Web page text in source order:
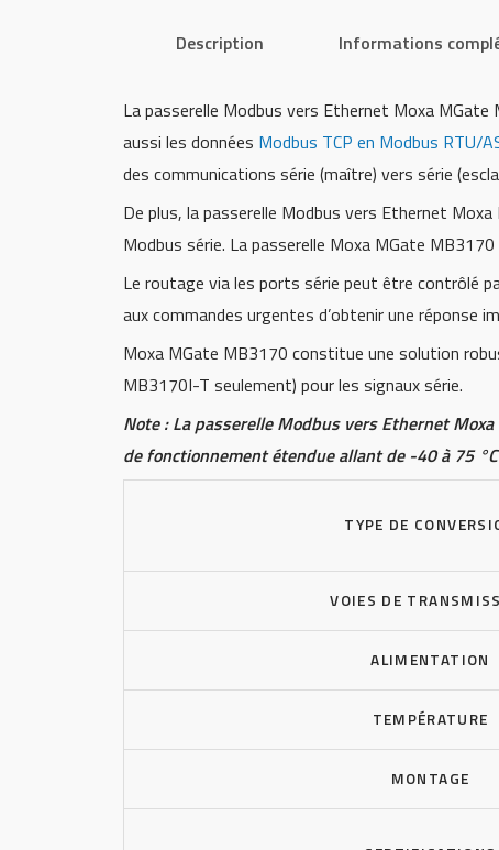
Description Informations
La passerelle Modbus vers Ethernet Moxa
aussi les données Modbus TCP en Modbus RTU/
des communications série (maître) vers série
De plus, la passerelle Modbus vers Ethernet
Modbus série. La passerelle Moxa MGate
Le routage via les ports série peut être contrôlé
aux commandes urgentes d’obtenir une réponse
Moxa MGate MB3170 constitue une solution
MB3170I-T seulement) pour les signaux série.
Note : La passerelle Modbus vers Ethernet
de fonctionnement étendue allant de -40 à 75
TYPE DE
VOIES DE
ALIMENTATION
TEMPÉRATURE
MONTAGE